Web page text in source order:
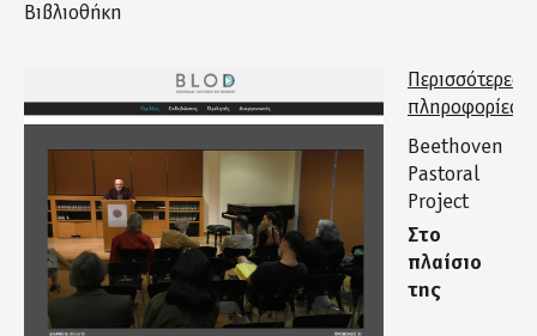
Βιβλιοθήκη
Περισσότερες
πληροφορίες
Beethoven
Pastoral
Project
Στο
πλαίσιο
της